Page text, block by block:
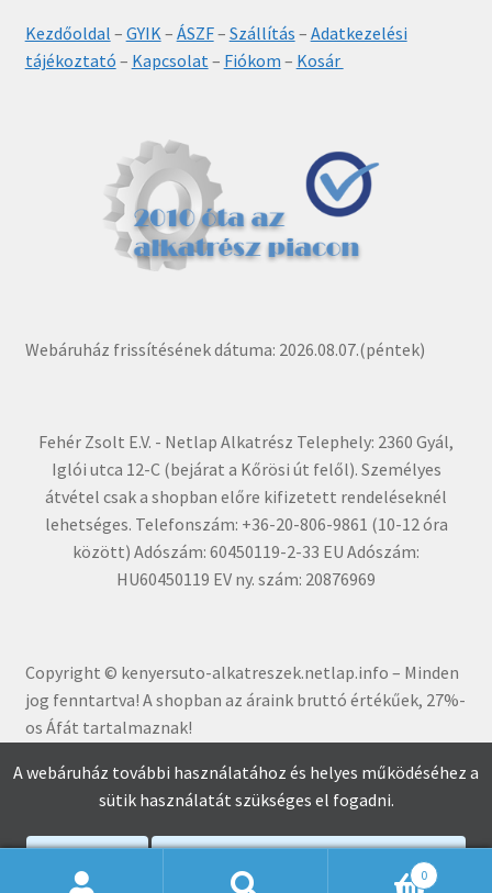
Kezdőoldal – GYIK – ÁSZF– Szállítás – Adatkezelési
tájékoztató – Kapcsolat – Fiókom – Kosár
Webáruház frissítésének dátuma: 2026.08.07.(péntek)
Fehér Zsolt E.V. - Netlap Alkatrész Telephely: 2360 Gyál,
Iglói utca 12-C (bejárat a Kőrösi út felől). Személyes
átvétel csak a shopban előre kifizetett rendeléseknél
lehetséges. Telefonszám: +36-20-806-9861 (10-12 óra
között) Adószám: 60450119-2-33 EU Adószám:
HU60450119 EV ny. szám: 20876969
Copyright © kenyersuto-alkatreszek.netlap.info – Minden
jog fenntartva! A shopban az áraink bruttó értékűek, 27%-
os Áfát tartalmaznak!
0
A webáruház további használatához és helyes működéséhez a
sütik használatát szükséges el fogadni.
Adatkezelési Tájékoztató Elolvasása